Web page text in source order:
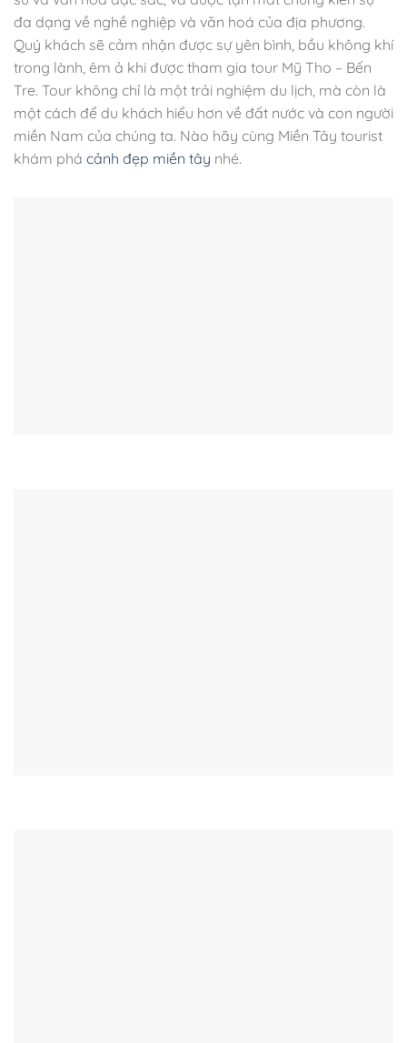
đa dạng về nghề nghiệp và văn hoá của địa phương.
Quý khách sẽ cảm nhận được sự yên bình, bầu không khí
trong lành, êm ả khi được tham gia tour Mỹ Tho – Bến
Tre. Tour không chỉ là một trải nghiệm du lịch, mà còn là
một cách để du khách hiểu hơn về đất nước và con người
miền Nam của chúng ta. Nào hãy cùng Miền Tây tourist
khám phá cảnh đẹp miền tây nhé.